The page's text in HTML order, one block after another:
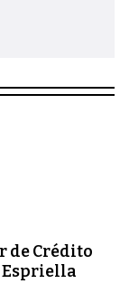
de Crédito
Espriella